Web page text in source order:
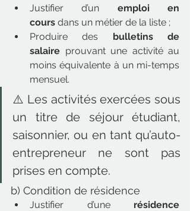
Justifier d’un emploi en
cours dans un métier de la liste ;
Produire des bulletins de
salaire prouvant une activité au
moins équivalente à un mi-temps
mensuel.
⚠️ Les activités exercées sous
un titre de séjour étudiant,
saisonnier, ou en tant qu’auto-
entrepreneur ne sont pas
prises en compte.
b) Condition de résidence
Justifier d’une résidence